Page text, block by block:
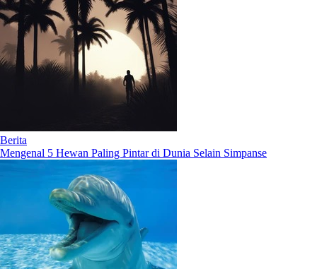
Berita
Mengenal 5 Hewan Paling Pintar di Dunia Selain Simpanse